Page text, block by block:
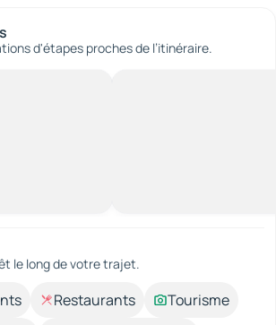
d'étapes proches de l’itinéraire.
le long de votre trajet.
Restaurants
Tourisme